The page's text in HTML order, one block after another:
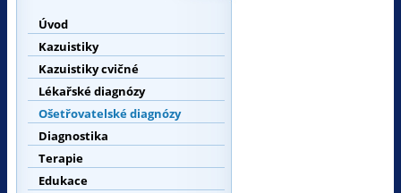
Úvod
Kazuistiky
Kazuistiky cvičné
Lékařské diagnózy
Ošetřovatelské diagnózy
Diagnostika
Terapie
Edukace